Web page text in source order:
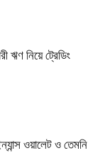
ঋণ নিয়ে ট্রেডিং
ওয়ালেট ও তেমনি